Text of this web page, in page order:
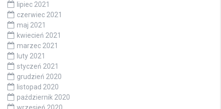
lipiec 2021
czerwiec 2021
maj 2021
kwiecień 2021
marzec 2021
luty 2021
styczeń 2021
grudzień 2020
listopad 2020
październik 2020